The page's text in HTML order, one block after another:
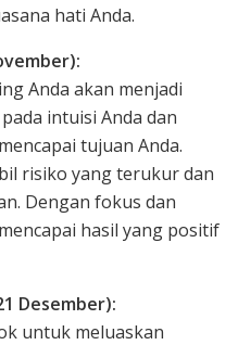
hati Anda.
Anda akan menjadi
intuisi Anda dan
tujuan Anda.
risiko yang terukur dan
Dengan fokus dan
hasil yang positif
Desember):
untuk meluaskan